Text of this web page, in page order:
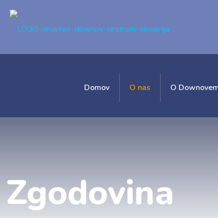
Domov O nas O
Zgodovina